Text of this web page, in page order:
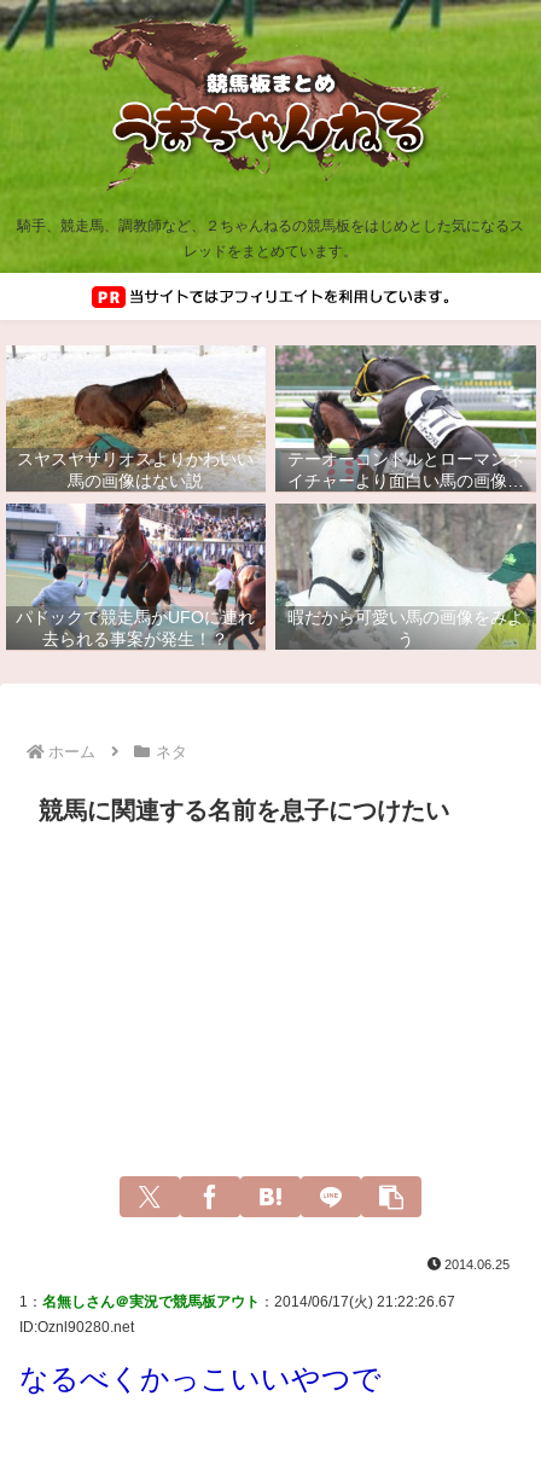
騎手、競走馬、調教師など、２ちゃんねるの競馬板をはじめとした気になるス
レッドをまとめています。
スヤスヤサリオスよりかわいい
馬の画像はない説
テーオーコンドルとローマンネ
イチャーより面白い馬の画像っ
てあるの？
パドックで競走馬がUFOに連れ
去られる事案が発生！？
暇だから可愛い馬の画像をみよ
う
ホーム ネタ
競馬に関連する名前を息子につけたい
2014.06.25
1： 名無しさん＠実況で競馬板アウト ：2014/06/17(火) 21:22:26.67
ID:Oznl90280.net
なるべくかっこいいやつで